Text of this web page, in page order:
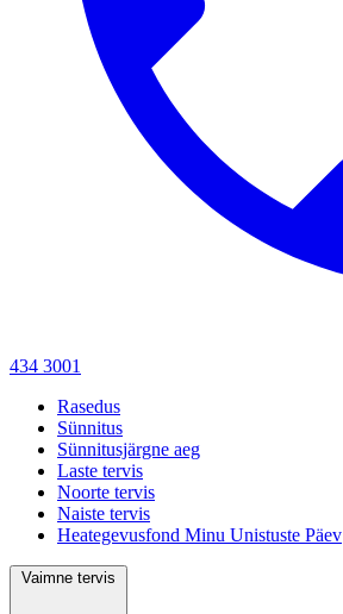
434 3001
Rasedus
Sünnitus
Sünnitusjärgne aeg
Laste tervis
Noorte tervis
Naiste tervis
Heategevusfond Minu Unistuste Päev
Vaimne tervis